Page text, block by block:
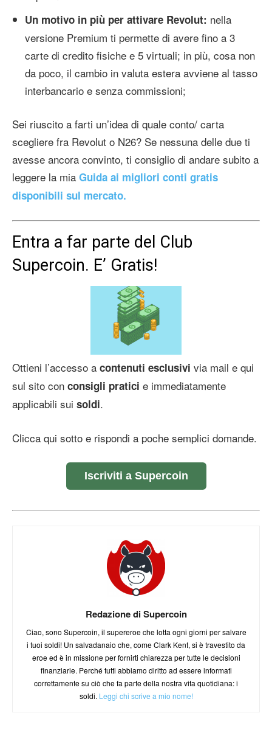
Un motivo in più per attivare Revolut: nella
versione Premium ti permette di avere fino a 3
carte di credito fisiche e 5 virtuali; in più, cosa non
da poco, il cambio in valuta estera avviene al tasso
interbancario e senza commissioni;
Sei riuscito a farti un’idea di quale conto/ carta
scegliere fra Revolut o N26? Se nessuna delle due ti
avesse ancora convinto, ti consiglio di andare subito a
leggere la mia Guida ai migliori conti gratis
disponibili sul mercato.
Entra a far parte del Club
Supercoin. E’ Gratis!
Ottieni l’accesso a contenuti esclusivi via mail e qui
sul sito con consigli pratici e immediatamente
applicabili sui soldi.
Clicca qui sotto e rispondi a poche semplici domande.
Iscriviti a Supercoin
Redazione di Supercoin
Ciao, sono Supercoin, il supereroe che lotta ogni giorni per salvare
i tuoi soldi! Un salvadanaio che, come Clark Kent, si è travestito da
eroe ed è in missione per fornirti chiarezza per tutte le decisioni
finanziarie. Perché tutti abbiamo diritto ad essere informati
correttamente su ciò che fa parte della nostra vita quotidiana: i
soldi. Leggi chi scrive a mio nome!